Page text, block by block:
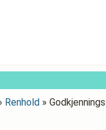
Renhold »